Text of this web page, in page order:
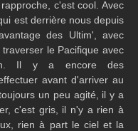
c'est cool. Avec
est derrière nous depuis
des Ultim', avec
le Pacifique avec
Il y a encore des
avant d'arriver au
un peu agité, il y a
c'est gris, il n'y a rien à
rien à part le ciel et la